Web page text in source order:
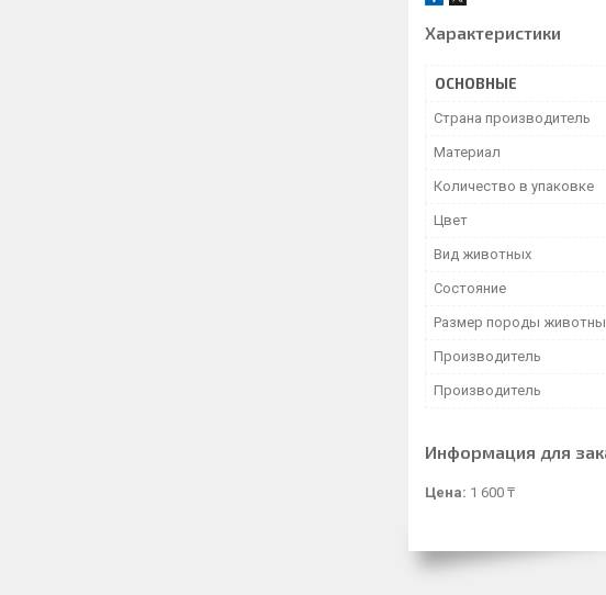
Характеристики
ОСНОВНЫЕ
Страна производитель
Материал
Количество в упаковке
Цвет
Вид животных
Состояние
Размер породы
Производитель
Производитель
Информация для
Цена: 1 600 ₸